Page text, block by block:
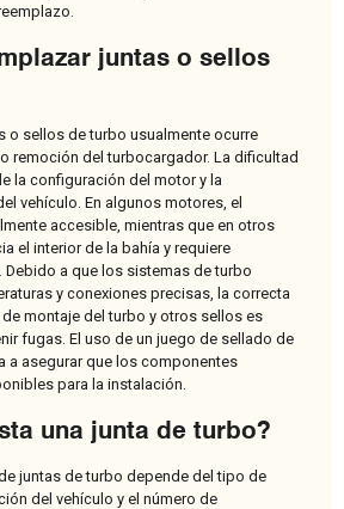
juntas o sellos
o sellos de turbo usualmente ocurre
remoción del turbocargador. La dificultad
la configuración del motor y la
vehículo. En algunos motores, el
accesible, mientras que en otros
el interior de la bahía y requiere
a que los sistemas de turbo
y conexiones precisas, la correcta
montaje del turbo y otros sellos es
fugas. El uso de un juego de sellado de
a asegurar que los componentes
para la instalación.
una junta de turbo?
juntas de turbo depende del tipo de
del vehículo y el número de